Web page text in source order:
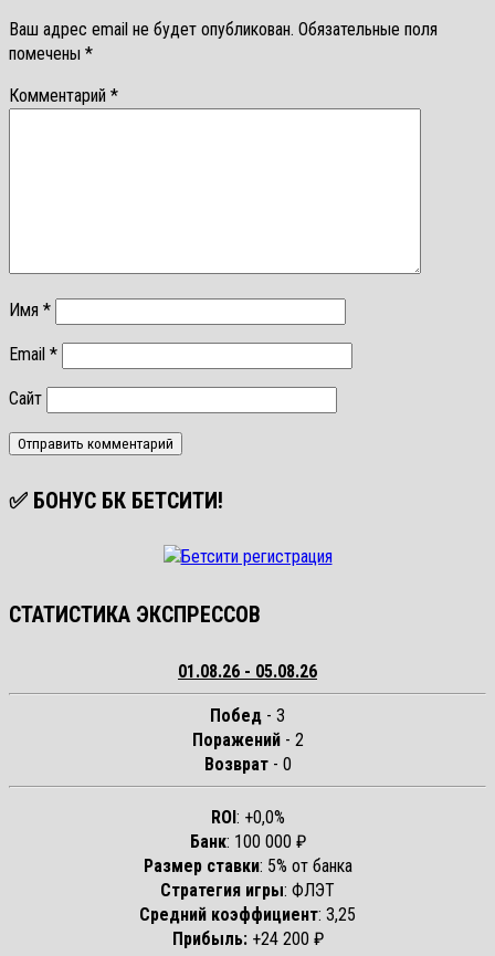
Ваш адрес email не будет опубликован. Обязательные поля
помечены *
Комментарий *
Имя *
Email *
Сайт
✅ БОНУС БК БЕТСИТИ!
СТАТИСТИКА ЭКСПРЕССОВ
01.08.26 - 05.08.26
Побед - 3
Поражений- 2
Возврат- 0
ROI: +0,0%
Банк: 100 000 ₽
Размер ставки: 5% от банка
Стратегия игры: ФЛЭТ
Средний коэффициент: 3,25
Прибыль:+24 200 ₽